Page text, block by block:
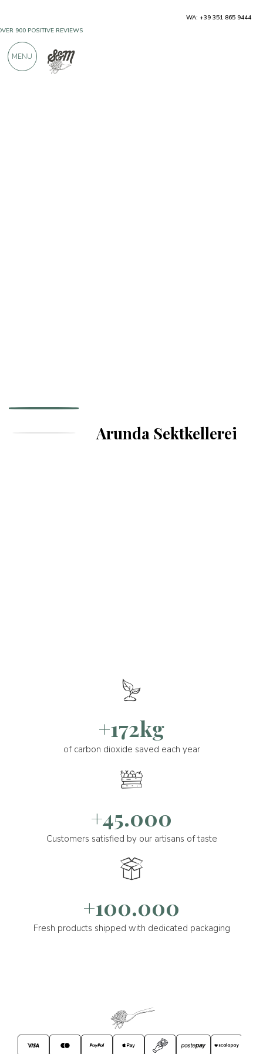
Arunda Sektkellerei
+172kg
of carbon dioxide saved each year
+45.000
Customers satisfied by our artisans of taste
+100.000
Fresh products shipped with dedicated packaging
WA: +39 351 865 9444
MENU